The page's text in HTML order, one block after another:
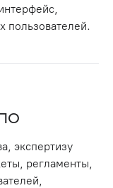
пользователей.
экспертизу
регламенты,